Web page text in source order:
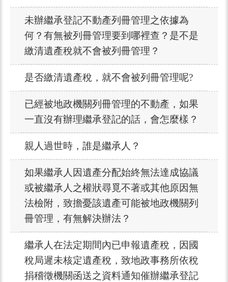
未辦繼承登記不動產列冊管理之依據為
何？有無被列冊管理要到哪裡查？是不是
繳清遺產稅就不會被列冊管理？
是否繳清遺產稅，就不會被列冊管理呢?
已經被地政機關列冊管理的不動產，如果
一直沒有辦理繼承登記的話，會怎麼樣？
親人過世時，誰是繼承人？
如果繼承人因遺產分配始終無法達成協議
或被繼承人之權狀尋覓不著或其他原因無
法檢附，致擔憂該遺產可能被地政機關列
冊管理，有無解決辦法？
繼承人在法定期間內已申報遺產稅，因國
稅局遲未核定遺產稅，致地政事務所依稅
捐稽徵機關函送之資料通知催辦繼承登記